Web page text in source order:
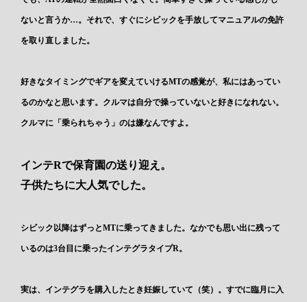
ないと言うか…。それで、すぐにシビックを手放してマニュアルの免許
を取り直しました。
好きなタイミングでギアを変えていけるMTの感覚が、私にはあってい
るのかなと思います。クルマは自分で操っていないと好きになれない。
クルマに「乗られちゃう」のは嫌なんですよ。
インテRで保育園の送り迎え。
子供たちに大人気でした。
シビック以降はずっとMTに乗ってきました。なかでも思い出に残って
いるのは3台目に乗ったインテグラタイプR。
実は、インテグラを購入したとき妊娠していて（笑）。すでに臨月に入